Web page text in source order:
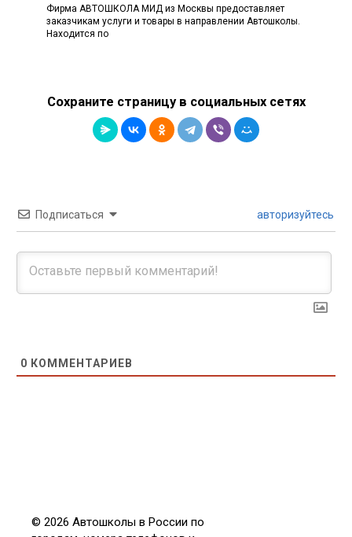
Фирма АВТОШКОЛА МИД из Москвы предоставляет
заказчикам услуги и товары в направлении Автошколы.
Находится по
Сохраните страницу в социальных сетях
Подписаться авторизуйтесь
0 КОММЕНТАРИЕВ
© 2026 Автошколы в России по